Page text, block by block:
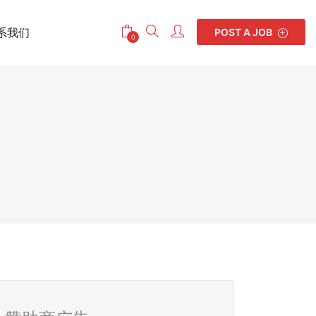
我们 0 POST A JOB